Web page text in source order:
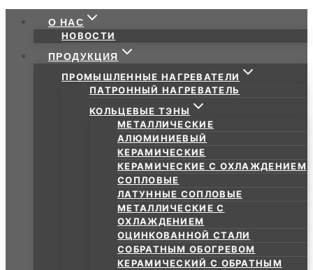
О НАС
НОВОСТИ
ПРОДУКЦИЯ
ПРОМЫШЛЕННЫЕ НАГРЕВАТЕЛИ
ПАТРОННЫЙ НАГРЕВАТЕЛЬ
КОЛЬЦЕВЫЕ ТЭНЫ
МЕТАЛЛИЧЕСКИЕ
АЛЮМИНИЕВЫЙ
КЕРАМИЧЕСКИЕ
КЕРАМИЧЕСКИЕ С ОХЛАЖДЕНИЕМ
СОПЛОВЫЕ
ЛАТУННЫЕ СОПЛОВЫЕ
МЕТАЛЛИЧЕСКИЕ С
ОХЛАЖДЕНИЕМ
ОЦИНКОВАННОЙ СТАЛИ
СОБРАТНЫМ ОБОГРЕВОМ
КЕРАМИЧЕСКИЙ С ОБРАТНЫМ